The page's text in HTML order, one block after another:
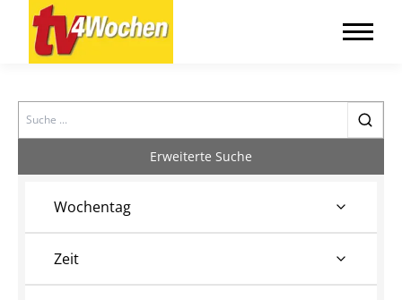
Search
Erweiterte Suche
Wochentag
Zeit